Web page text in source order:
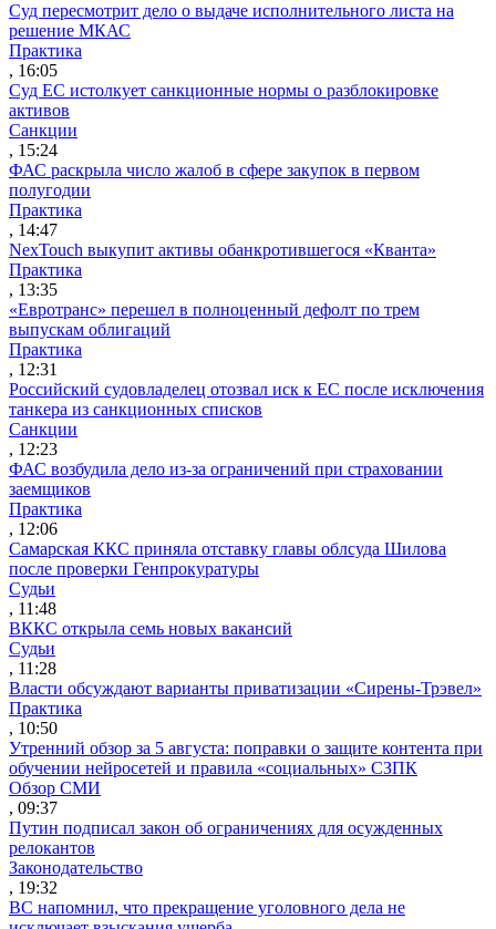
Суд пересмотрит дело о выдаче исполнительного листа на
решение МКАС
Практика
, 16:05
Суд ЕС истолкует санкционные нормы о разблокировке
активов
Санкции
, 15:24
ФАС раскрыла число жалоб в сфере закупок в первом
полугодии
Практика
, 14:47
NexTouch выкупит активы обанкротившегося «Кванта»
Практика
, 13:35
«Евротранс» перешел в полноценный дефолт по трем
выпускам облигаций
Практика
, 12:31
Российский судовладелец отозвал иск к ЕС после исключения
танкера из санкционных списков
Санкции
, 12:23
ФАС возбудила дело из-за ограничений при страховании
заемщиков
Практика
, 12:06
Самарская ККС приняла отставку главы облсуда Шилова
после проверки Генпрокуратуры
Судьи
, 11:48
ВККС открыла семь новых вакансий
Судьи
, 11:28
Власти обсуждают варианты приватизации «Сирены-Трэвел»
Практика
, 10:50
Утренний обзор за 5 августа: поправки о защите контента при
обучении нейросетей и правила «социальных» СЗПК
Обзор СМИ
, 09:37
Путин подписал закон об ограничениях для осужденных
релокантов
Законодательство
, 19:32
ВС напомнил, что прекращение уголовного дела не